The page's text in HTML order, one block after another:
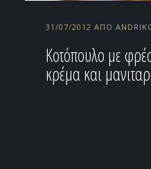
31/07/2012 ΑΠΌ
Κοτόπουλο με
κρέμα και